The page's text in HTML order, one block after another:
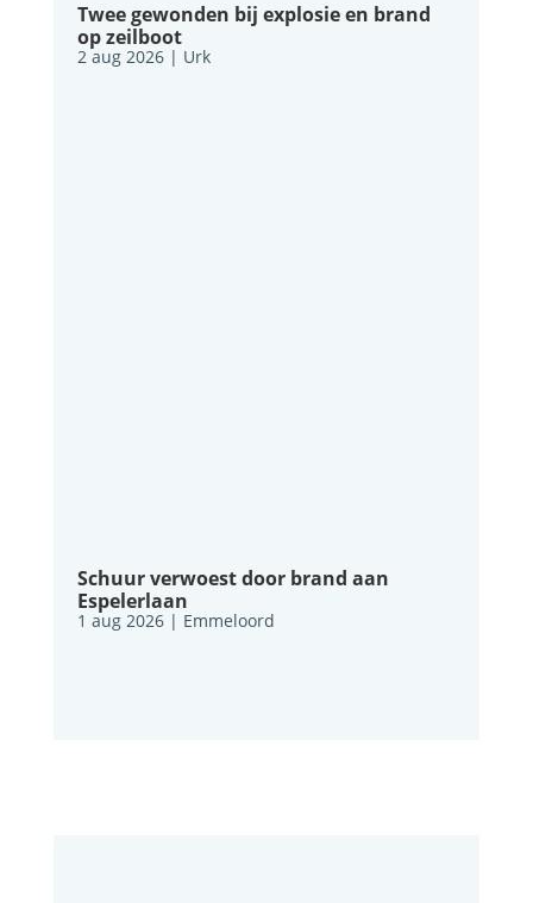
Twee gewonden bij explosie en brand
op zeilboot
2 aug 2026| Urk
Schuur verwoest door brand aan
Espelerlaan
1 aug 2026| Emmeloord